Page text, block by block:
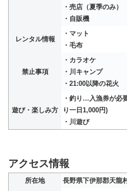
・売店（夏季のみ）
・自販機
レンタル情報
・マット
・毛布
禁止事項
・カラオケ
・川キャンプ
・21:00以降の花火
遊び・楽しみ方
・釣り…入漁券が必
り一日1,000円)
・川遊び
アクセス情報
所在地 長野県下伊那郡天龍